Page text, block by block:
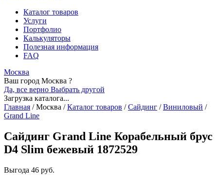
Каталог товаров
Услуги
Портфолио
Калькуляторы
Полезная информация
FAQ
Москва
Ваш город Москва ?
Да, все верно Выбрать другой
Загрузка каталога...
Главная /Москва / Каталог товаров / Сайдинг / Виниловый /
Grand Line
Сайдинг Grand Line Корабельный брус
D4 Slim бежевый 1872529
Выгода 46 руб.